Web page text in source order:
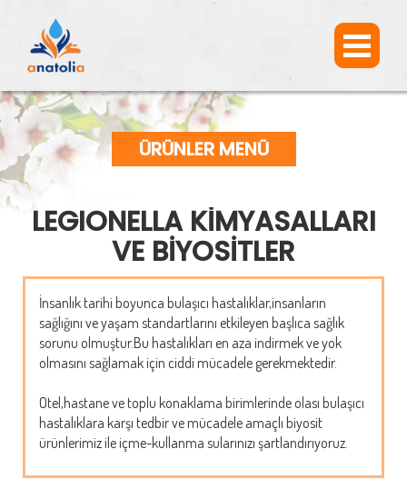
ÜRÜNLER MENÜ
LEGIONELLA KİMYASALLARI
VE BİYOSİTLER
İnsanlık tarihi boyunca bulaşıcı hastalıklar,insanların
sağlığını ve yaşam standartlarını etkileyen başlıca sağlık
sorunu olmuştur.Bu hastalıkları en aza indirmek ve yok
olmasını sağlamak için ciddi mücadele gerekmektedir.
Otel,hastane ve toplu konaklama birimlerinde olası bulaşıcı
hastalıklara karşı tedbir ve mücadele amaçlı biyosit
ürünlerimiz ile içme-kullanma sularınızı şartlandırıyoruz.